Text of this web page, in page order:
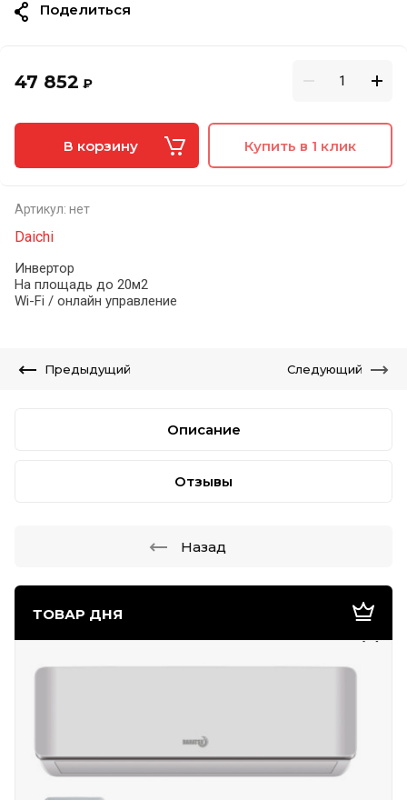
ТОВАР ДНЯ
47 852 ₽
В корзину Купить в 1 клик
Артикул: нет
Daichi
Инвертор
На площадь до 20м2
Wi-Fi / онлайн управление
Поделиться
Предыдущий Следующий
Описание
Отзывы
Назад